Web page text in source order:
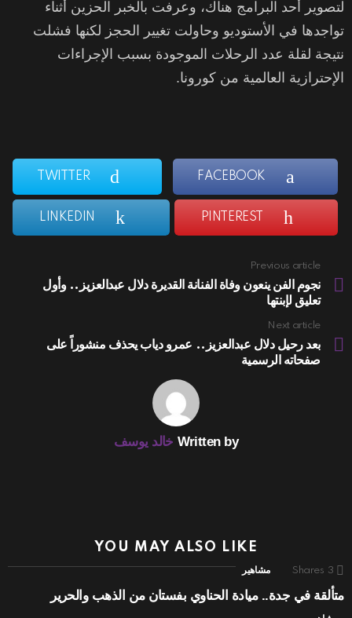
لتصوير أحد البرامج هناك، وعرفت بالخبر الحزين أثناء
تواجدها في الأستوديو وحاولت تغيير الحجز لكنها فشلت
نتيجة لقلة عدد الرحلات الموجودة بسبب الإجراءات
الإحترازية العالمية من كورونا.
FACEBOOK
TWITTER
PINTEREST
LINKEDIN
more
Previous article
نجوم الفن ينعون وفاة الفنانة القديرة دلال عبدالعزيز.. وأول
تعليق لإبنتها
Next article
بعد رحيل دلال عبدالعزيز.. عمرو دياب يحذف منشوراً على
صفحاته الرسمية
Written by خالد يوسف
YOU MAY ALSO LIKE
3
Shares مشاهير
متألقة في جدة.. ميادة الحناوي بفستان من الذهب والحرير